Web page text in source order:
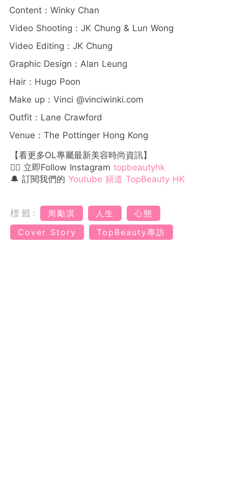
Content：Winky Chan
Video Shooting：JK Chung & Lun Wong
Video Editing：JK Chung
Graphic Design：Alan Leung
Hair：Hugo Poon
Make up：Vinci @vinciwinki.com
Outfit：Lane Crawford
Venue：The Pottinger Hong Kong
【看更多OL專屬最新美容時尚資訊】
👉🏻 立即Follow Instagram topbeautyhk
🔔 訂閱我們的 Youtube 頻道 TopBeauty HK
標籤: 周勵淇 人生
心態
Cover Story
TopBeauty專訪